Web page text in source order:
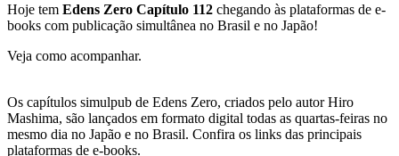
Hoje tem Edens Zero Capítulo 112 chegando às plataformas de e-
books com publicação simultânea no Brasil e no Japão!
Veja como acompanhar.
Os capítulos simulpub de Edens Zero, criados pelo autor Hiro
Mashima, são lançados em formato digital todas as quartas-feiras no
mesmo dia no Japão e no Brasil. Confira os links das principais
plataformas de e-books.